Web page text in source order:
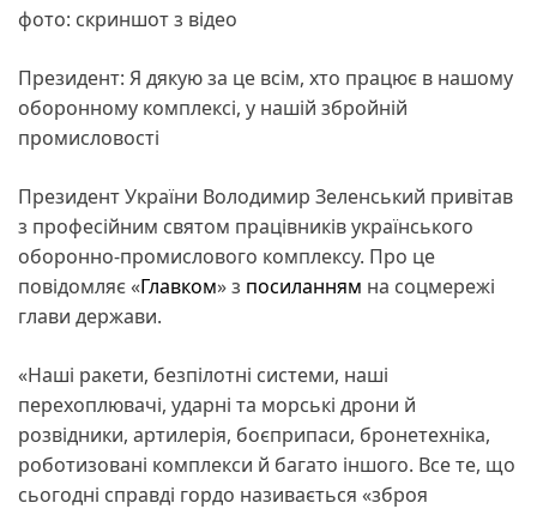
фото: скриншот з відео
Президент: Я дякую за це всім, хто працює в нашому
оборонному комплексі, у нашій збройній
промисловості
Президент України Володимир Зеленський привітав
з професійним святом працівників українського
оборонно-промислового комплексу. Про це
повідомляє «Главком» з посиланням на соцмережі
глави держави.
«Наші ракети, безпілотні системи, наші
перехоплювачі, ударні та морські дрони й
розвідники, артилерія, боєприпаси, бронетехніка,
роботизовані комплекси й багато іншого. Все те, що
сьогодні справді гордо називається «зброя